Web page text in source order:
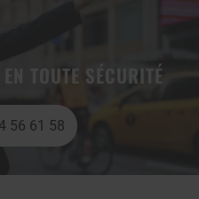
TOUTE SÉCURITÉ
56 61 58